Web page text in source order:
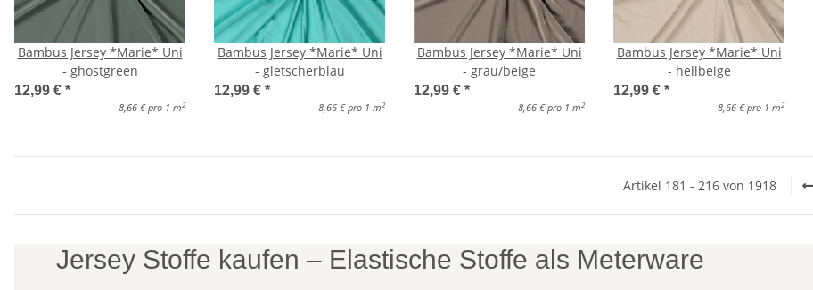
Bambus Jersey *Marie* Uni
- ghostgreen
12,99 € *
8,66 € pro 1 m2
Bambus Jersey *Marie* Uni
- gletscherblau
12,99 € *
8,66 € pro 1 m2
Bambus Jersey *Marie* Uni
- grau/beige
12,99 € *
8,66 € pro 1 m2
Bambus Jersey *Marie* Uni
- hellbeige
12,99 € *
8,66 € pro 1 m2
Artikel 181 - 216 von 1918
Jersey Stoffe kaufen – Elastische Stoffe als Meterware